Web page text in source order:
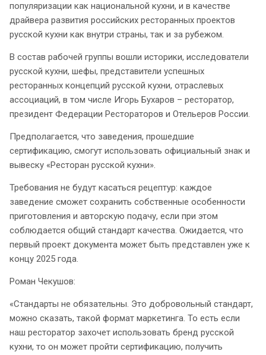
популяризации как национальной кухни, и в качестве
драйвера развития российских ресторанных проектов
русской кухни как внутри страны, так и за рубежом.
В состав рабочей группы вошли историки, исследователи
русской кухни, шефы, представители успешных
ресторанных концепций русской кухни, отраслевых
ассоциаций, в том числе Игорь Бухаров – ресторатор,
президент Федерации Рестораторов и Отельеров России.
Предполагается, что заведения, прошедшие
сертификацию, смогут использовать официальный знак и
вывеску «Ресторан русской кухни».
Требования не будут касаться рецептур: каждое
заведение сможет сохранить собственные особенности
приготовления и авторскую подачу, если при этом
соблюдается общий стандарт качества. Ожидается, что
первый проект документа может быть представлен уже к
концу 2025 года.
Роман Чекушов:
«Стандарты не обязательны. Это добровольный стандарт,
можно сказать, такой формат маркетинга. То есть если
наш ресторатор захочет использовать бренд русской
кухни, то он может пройти сертификацию, получить